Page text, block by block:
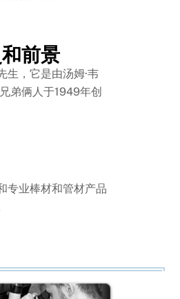
前景
生，它是由汤姆·韦
弟俩人于1949年创
专业棒材和管材产品